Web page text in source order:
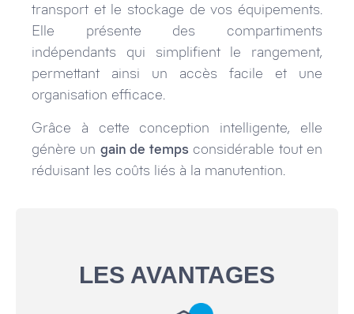
transport et le stockage de vos équipements.
Elle présente des compartiments
indépendants qui simplifient le rangement,
permettant ainsi un accès facile et une
organisation efficace.
Grâce à cette conception intelligente, elle
génère un gain de temps considérable tout en
réduisant les coûts liés à la manutention.
LES AVANTAGES